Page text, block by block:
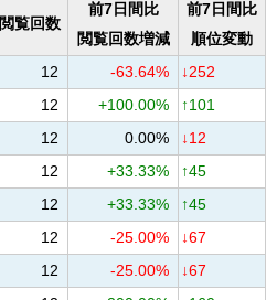
閲覧回数
前7日間比
閲覧回数増減
前7日間比
順位変動
12 -63.64%
↓252
12 +100.00%
↑101
12 0.00%
↓12
12 +33.33%
↑45
12 +33.33%
↑45
12 -25.00%
↓67
12 -25.00%
↓67